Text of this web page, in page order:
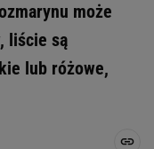
może
liście są
lub różowe,